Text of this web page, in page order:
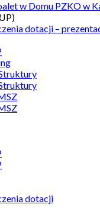
w Domu PZKO w
dotacji –
dotacji